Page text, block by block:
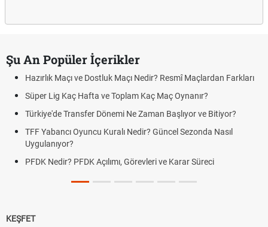
Şu An Popüler İçerikler
Hazırlık Maçı ve Dostluk Maçı Nedir? Resmî Maçlardan Farkları
Süper Lig Kaç Hafta ve Toplam Kaç Maç Oynanır?
Türkiye'de Transfer Dönemi Ne Zaman Başlıyor ve Bitiyor?
TFF Yabancı Oyuncu Kuralı Nedir? Güncel Sezonda Nasıl
Uygulanıyor?
PFDK Nedir? PFDK Açılımı, Görevleri ve Karar Süreci
KEŞFET